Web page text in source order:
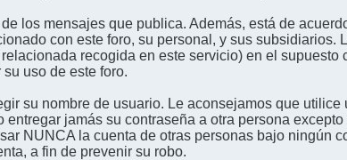
los mensajes que publica. Además, está de
con este foro, su personal, y sus subsidiarios.
recogida en este servicio) en el
uso de este foro.
su nombre de usuario. Le aconsejamos que
entregar jamás su contraseña a otra persona
NUNCA la cuenta de otras personas bajo ningún
a fin de prevenir su robo.